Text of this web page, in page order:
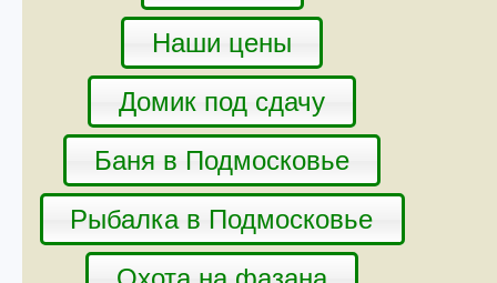
Наши цены
Домик под сдачу
Баня в Подмосковье
Рыбалка в Подмосковье